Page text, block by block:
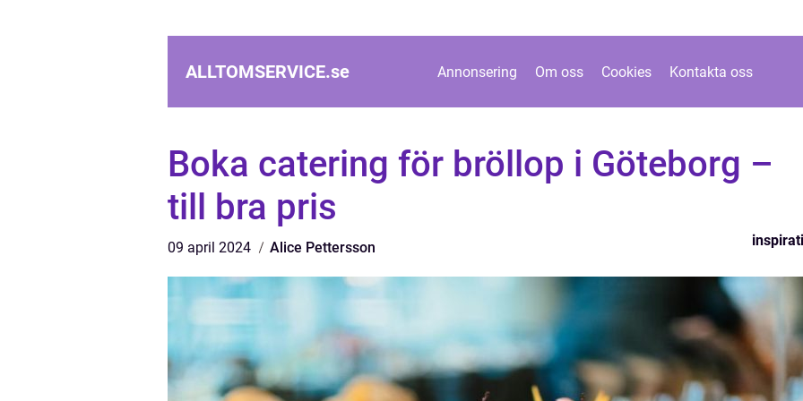
ALLTOMSERVICE.se Annonsering Om oss Cookies Kontakta oss
Boka catering för bröllop i Göteborg –
till bra pris
09 april 2024 Alice Pettersson